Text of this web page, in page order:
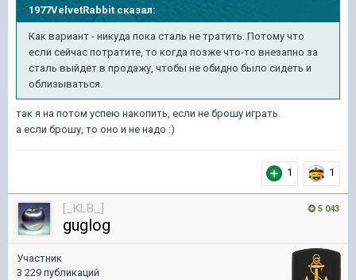
1977VelvetRabbitсказал:
Как вариант - никуда пока сталь не тратить. Потому что
если сейчас потратите, то когда позже что-то внезапно за
сталь выйдет в продажу, чтобы не обидно было сидеть и
облизываться.
так я на потом успею накопить, если не брошу играть.
а если брошу, то оно и не надо :)
1 1
5 043
[_KLB_]
guglog
Участник
3 229 публикаций